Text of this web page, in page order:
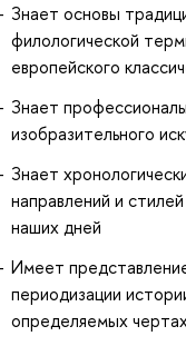
Знает основы
филологической
европейского
Знает
изобразительного
Знает
направлений и
наших дней
Имеет
периодизации
определяемых